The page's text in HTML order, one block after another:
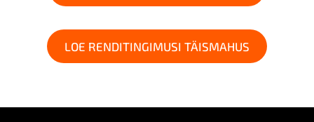
LOE RENDITINGIMUSI TÄISMAHUS